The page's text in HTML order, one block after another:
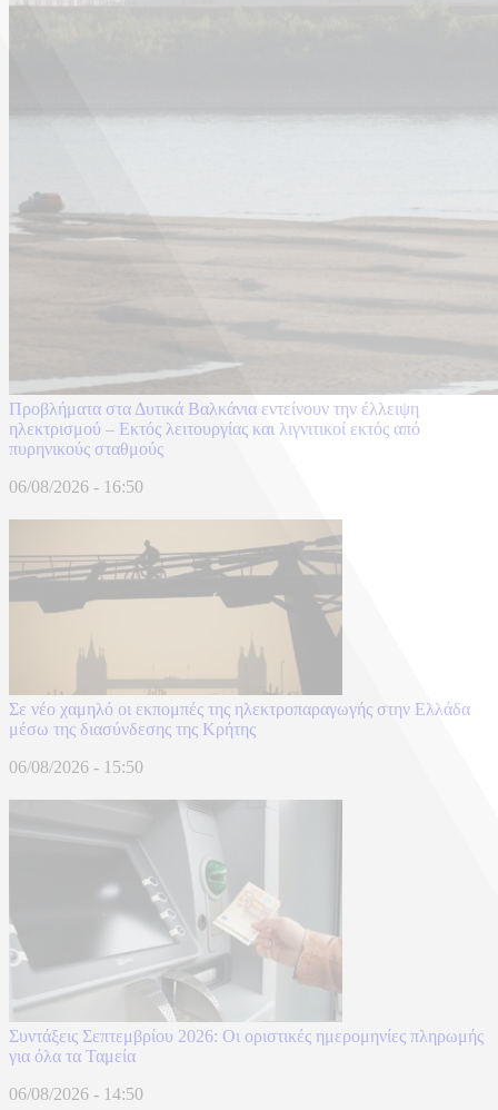
Προβλήματα στα Δυτικά Βαλκάνια εντείνουν την έλλειψη
ηλεκτρισμού – Εκτός λειτουργίας και λιγνιτικοί εκτός από
πυρηνικούς σταθμούς
06/08/2026 - 16:50
Σε νέο χαμηλό οι εκπομπές της ηλεκτροπαραγωγής στην Ελλάδα
μέσω της διασύνδεσης της Κρήτης
06/08/2026 - 15:50
Συντάξεις Σεπτεμβρίου 2026: Οι οριστικές ημερομηνίες πληρωμής
για όλα τα Ταμεία
06/08/2026 - 14:50